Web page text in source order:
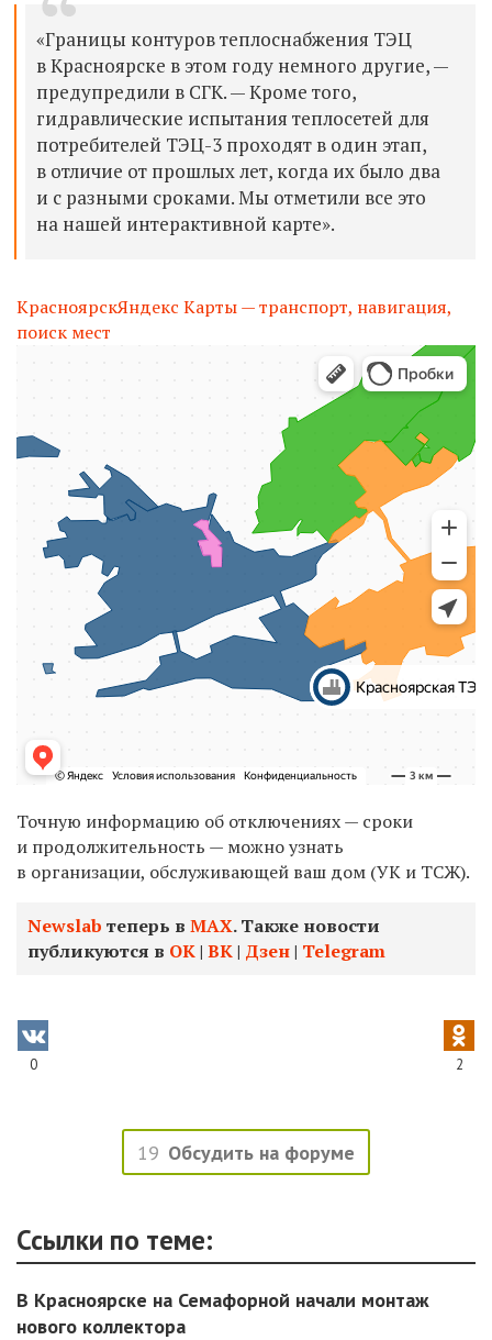
«Границы контуров теплоснабжения ТЭЦ
в Красноярске в этом году немного другие, —
предупредили в СГК. — Кроме того,
гидравлические испытания теплосетей для
потребителей ТЭЦ-3 проходят в один этап,
в отличие от прошлых лет, когда их было два
и с разными сроками. Мы отметили все это
на нашей интерактивной карте».
КрасноярскЯндекс Карты — транспорт, навигация,
поиск мест
Точную информацию об отключениях — сроки
и продолжительность — можно узнать
в организации, обслуживающей ваш дом (УК и ТСЖ).
Newslab теперь в МАХ. Также новости
публикуются в ОК| ВК| Дзен| Telegram
0 2
19 Обсудить на форуме
Ссылки по теме:
В Красноярске на Семафорной начали монтаж
нового коллектора